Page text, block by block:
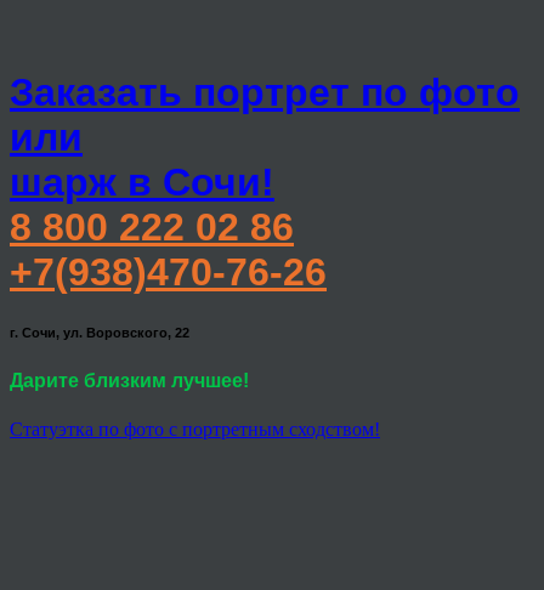
Заказать портрет по фото
или
шарж в Сочи!
8 800 222 02 86
+7(938)470-76-26
г. Сочи, ул. Воровского, 22
Дарите близким лучшее!
Статуэтка по фото с портретным сходством!